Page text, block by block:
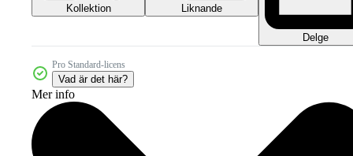
Kollektion Liknande
Delge
Pro Standard-licens
Vad är det här?
Mer info